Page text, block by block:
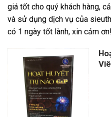
giá tốt cho quý khách hàng,
và sử dụng dịch vụ của
có 1 ngày tốt lành, xin cảm ơn!